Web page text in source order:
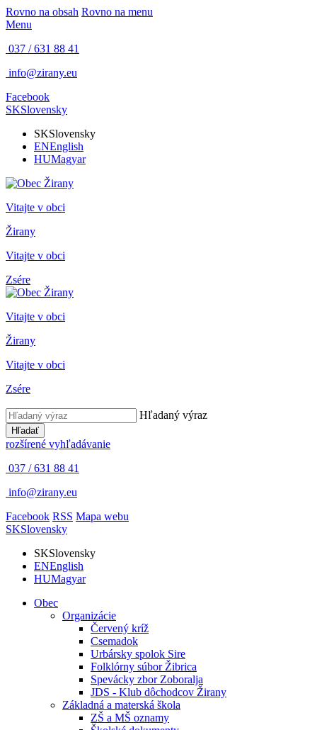
Rovno na obsah Rovno na menu
Menu
037 / 631 88 41
info@zirany.eu
Facebook
SKSlovensky
SKSlovensky
ENEnglish
HUMagyar
Vitajte v obci
Žirany
Vitajte v obci
Zsére
Vitajte v obci
Žirany
Vitajte v obci
Zsére
Hľadaný výraz
Hľadať
rozšírené vyhľadávanie
037 / 631 88 41
info@zirany.eu
Facebook RSS Mapa webu
SKSlovensky
SKSlovensky
ENEnglish
HUMagyar
Obec
Organizácie
Červený kríž
Csemadok
Urbársky spolok Sire
Folklórny súbor Žibrica
Spevácky zbor Zoboralja
JDS - Klub dôchodcov Žirany
Základná a materská škola
ZŠ a MŠ oznamy